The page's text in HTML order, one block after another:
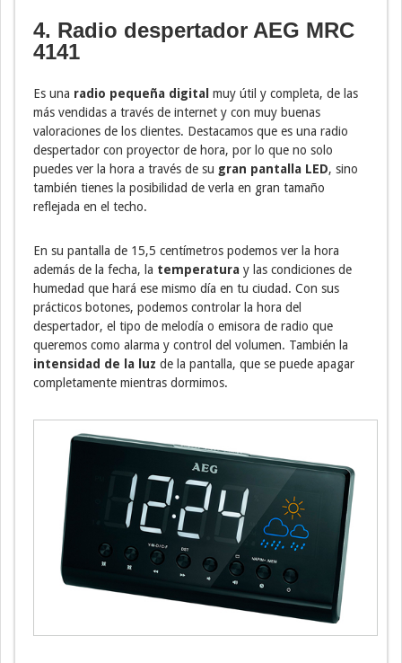
4. Radio despertador AEG MRC
4141
Es una radio pequeña digital muy útil y completa, de las
más vendidas a través de internet y con muy buenas
valoraciones de los clientes. Destacamos que es una radio
despertador con proyector de hora, por lo que no solo
puedes ver la hora a través de su gran pantalla LED, sino
también tienes la posibilidad de verla en gran tamaño
reflejada en el techo.
En su pantalla de 15,5 centímetros podemos ver la hora
además de la fecha, la temperatura y las condiciones de
humedad que hará ese mismo día en tu ciudad. Con sus
prácticos botones, podemos controlar la hora del
despertador, el tipo de melodía o emisora de radio que
queremos como alarma y control del volumen. También la
intensidad de la luz de la pantalla, que se puede apagar
completamente mientras dormimos.